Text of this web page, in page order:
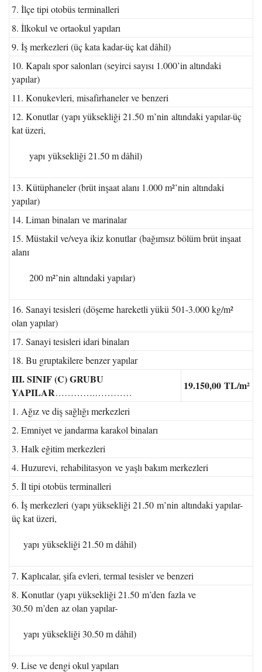
7. İlçe tipi otobüs terminalleri
8. İlkokul ve ortaokul yapıları
9. İş merkezleri (üç kata kadar-üç kat dâhil)
10. Kapalı spor salonları (seyirci sayısı 1.000’in altındaki
yapılar)
11. Konukevleri, misafirhaneler ve benzeri
12. Konutlar (yapı yüksekliği 21.50 m’nin altındaki yapılar-üç
kat üzeri,
yapı yüksekliği 21.50 m dâhil)
13. Kütüphaneler (brüt inşaat alanı 1.000 m²’nin altındaki
yapılar)
14. Liman binaları ve marinalar
15. Müstakil ve/veya ikiz konutlar (bağımsız bölüm brüt inşaat
alanı
200 m²’nin altındaki yapılar)
16. Sanayi tesisleri (döşeme hareketli yükü 501-3.000 kg/m²
olan yapılar)
17. Sanayi tesisleri idari binaları
18. Bu gruptakilere benzer yapılar
III. SINIF (C) GRUBU
YAPILAR………….…………
19.150,00 TL/m²
1. Ağız ve diş sağlığı merkezleri
2. Emniyet ve jandarma karakol binaları
3. Halk eğitim merkezleri
4. Huzurevi, rehabilitasyon ve yaşlı bakım merkezleri
5. İl tipi otobüs terminalleri
6. İş merkezleri (yapı yüksekliği 21.50 m’nin altındaki yapılar-
üç kat üzeri,
yapı yüksekliği 21.50 m dâhil)
7. Kaplıcalar, şifa evleri, termal tesisler ve benzeri
8. Konutlar (yapı yüksekliği 21.50 m’den fazla ve
30.50 m’den az olan yapılar-
yapı yüksekliği 30.50 m dâhil)
9. Lise ve dengi okul yapıları